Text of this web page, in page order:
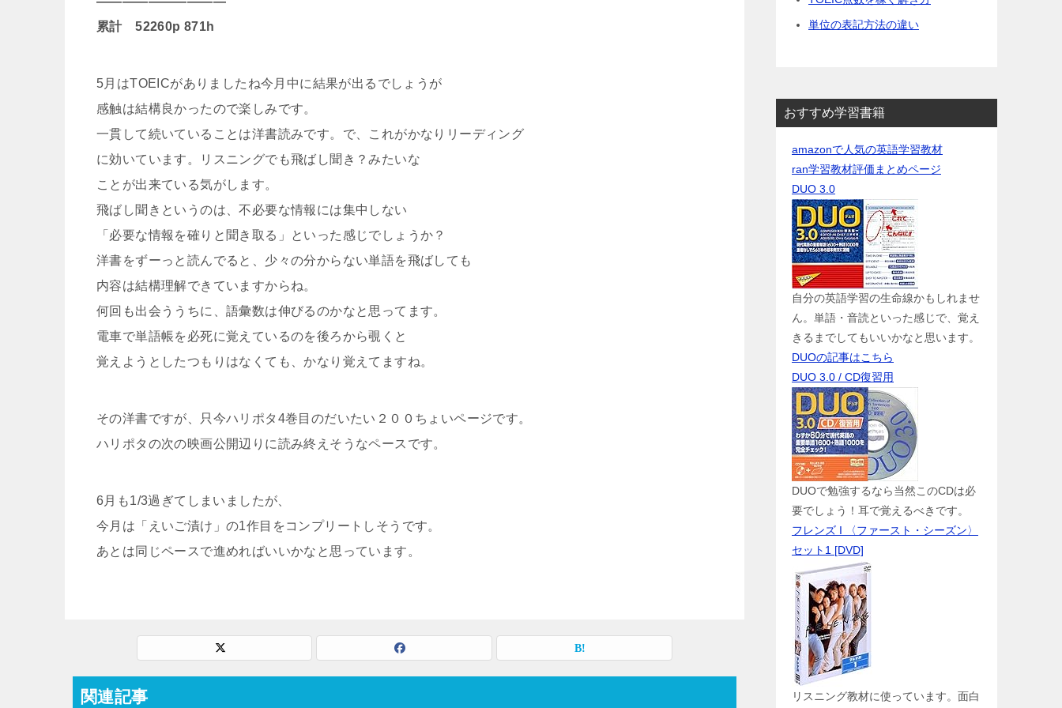
累計 52260p 871h
5月はTOEICがありましたね今月中に結果が出るでしょうが
感触は結構良かったので楽しみです。
一貫して続いていることは洋書読みです。で、これがかなりリーディング
に効いています。リスニングでも飛ばし聞き？みたいな
ことが出来ている気がします。
飛ばし聞きというのは、不必要な情報には集中しない
「必要な情報を確りと聞き取る」といった感じでしょうか？
洋書をずーっと読んでると、少々の分からない単語を飛ばしても
内容は結構理解できていますからね。
何回も出会ううちに、語彙数は伸びるのかなと思ってます。
電車で単語帳を必死に覚えているのを後ろから覗くと
覚えようとしたつもりはなくても、かなり覚えてますね。
その洋書ですが、只今ハリポタ4巻目のだいたい２００ちょいページです。
ハリポタの次の映画公開辺りに読み終えそうなペースです。
6月も1/3過ぎてしまいましたが、
今月は「えいご漬け」の1作目をコンプリートしそうです。
あとは同じペースで進めればいいかなと思っています。
関連記事
単位の表記方法の違い
おすすめ学習書籍
amazonで人気の英語学習教材
ran学習教材評価まとめページ
DUO 3.0
自分の英語学習の生命線かもしれませ
ん。単語・音読といった感じで、覚え
きるまでしてもいいかなと思います。
DUOの記事はこちら
DUO 3.0 / CD復習用
DUOで勉強するなら当然このCDは必
要でしょう！耳で覚えるべきです。
フレンズ I 〈ファースト・シーズン〉
セット1 [DVD]
リスニング教材に使っています。面白